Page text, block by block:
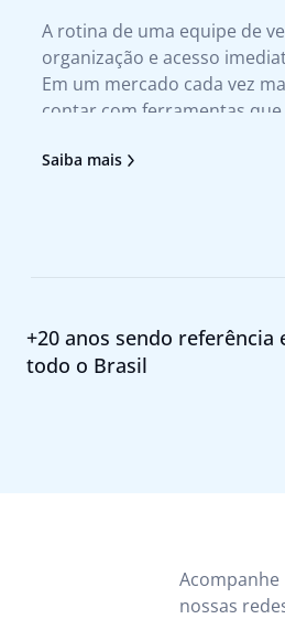
A rotina de uma equipe de
organização e acesso
Em um mercado cada vez
contar com ferramentas
decisão deixou de ser um
Saiba mais
+20 anos sendo referência
todo o Brasil
Acompanhe
nossas